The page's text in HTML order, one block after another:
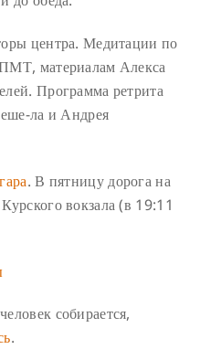
центра. Медитации по
материалам Алекса
Программа ретрита
ла и Андрея
. В пятницу дорога на
вокзала (в 19:11
собирается,
.